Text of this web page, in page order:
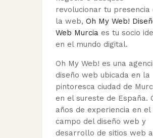
revolucionar tu presencia
la web,Oh My Web!
Web Murcia es tu socio
en el mundo digital.
Oh My Web! es una
diseño web ubicada en la
pintoresca ciudad de
en el sureste de España.
años de experiencia en el
campo del diseño web y
desarrollo de sitios web a